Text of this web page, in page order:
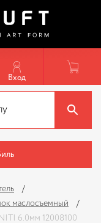
Вход
маслосъемный
6.0мм 12008100